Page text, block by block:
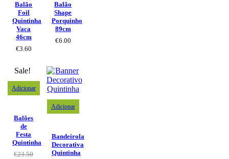
Balão
Foil
Quintinha
Vaca
46cm
€3.60
Balão
Shape
Porquinho
89cm
€6.00
Sale!
Adicionar
Balões
de
Festa
Quintinha
€23.50
Adicionar
Bandeirola
Decorativa
Quintinha